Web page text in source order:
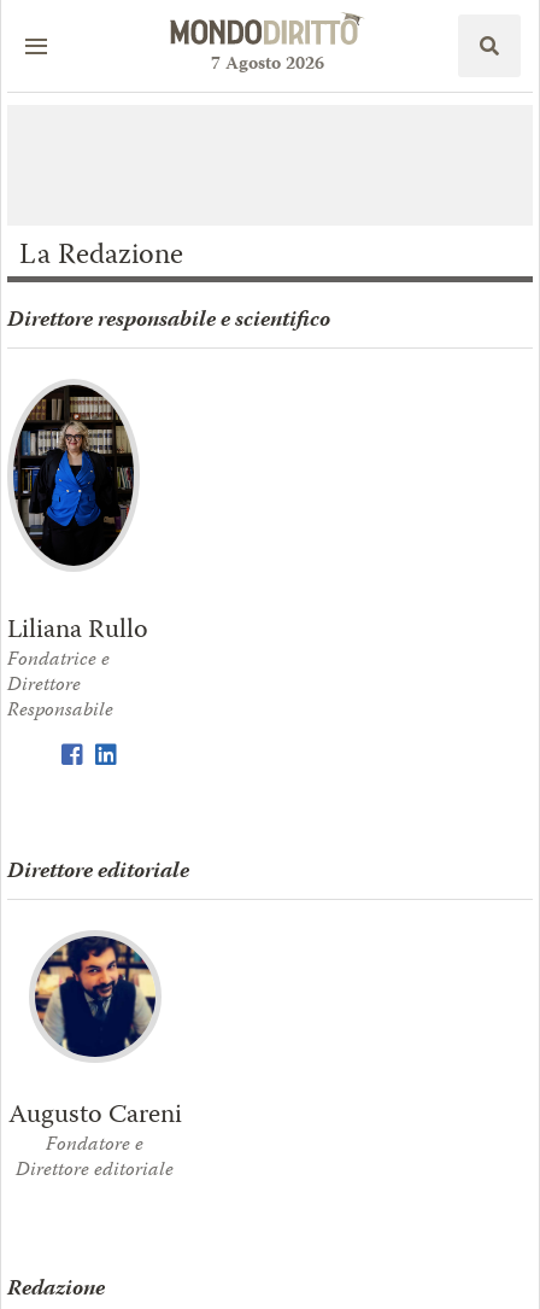
7Agosto2026
La Redazione
Direttore responsabile e scientifico
Liliana Rullo
Fondatrice e
Direttore
Responsabile
Direttore editoriale
Augusto Careni
Fondatore e
Direttore editoriale
Redazione